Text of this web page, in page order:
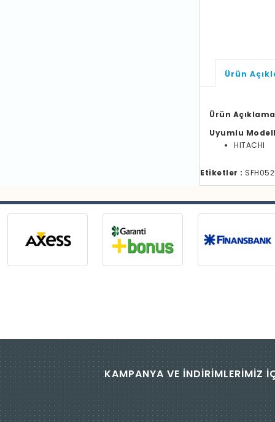
Ürün
Ürün
Uyumlu
HITACHI
Etiketler :
KAMPANYA VE İNDİRİMLERİMİZ